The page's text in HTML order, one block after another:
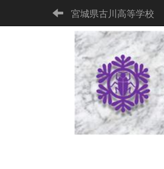
宮城県古川高等学校